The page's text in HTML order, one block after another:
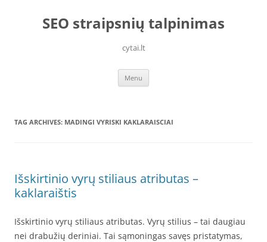
contentSEO straipsnių talpinimas
cytai.lt
Menu
TAG ARCHIVES: MADINGI VYRISKI KAKLARAISCIAI
Išskirtinio vyrų stiliaus atributas –
kaklaraištis
Išskirtinio vyrų stiliaus atributas. Vyrų stilius – tai daugiau
nei drabužių deriniai. Tai sąmoningas savęs pristatymas,